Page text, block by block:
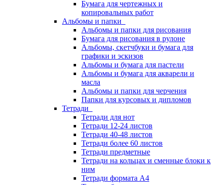
Бумага для чертежных и
копировальных работ
Альбомы и папки
Альбомы и папки для рисования
Бумага для рисования в рулоне
Альбомы, скетчбуки и бумага для
графики и эскизов
Альбомы и бумага для пастели
Альбомы и бумага для акварели и
масла
Альбомы и папки для черчения
Папки для курсовых и дипломов
Тетради
Тетради для нот
Тетради 12-24 листов
Тетради 40-48 листов
Тетради более 60 листов
Тетради предметные
Тетради на кольцах и сменные блоки к
ним
Тетради формата А4